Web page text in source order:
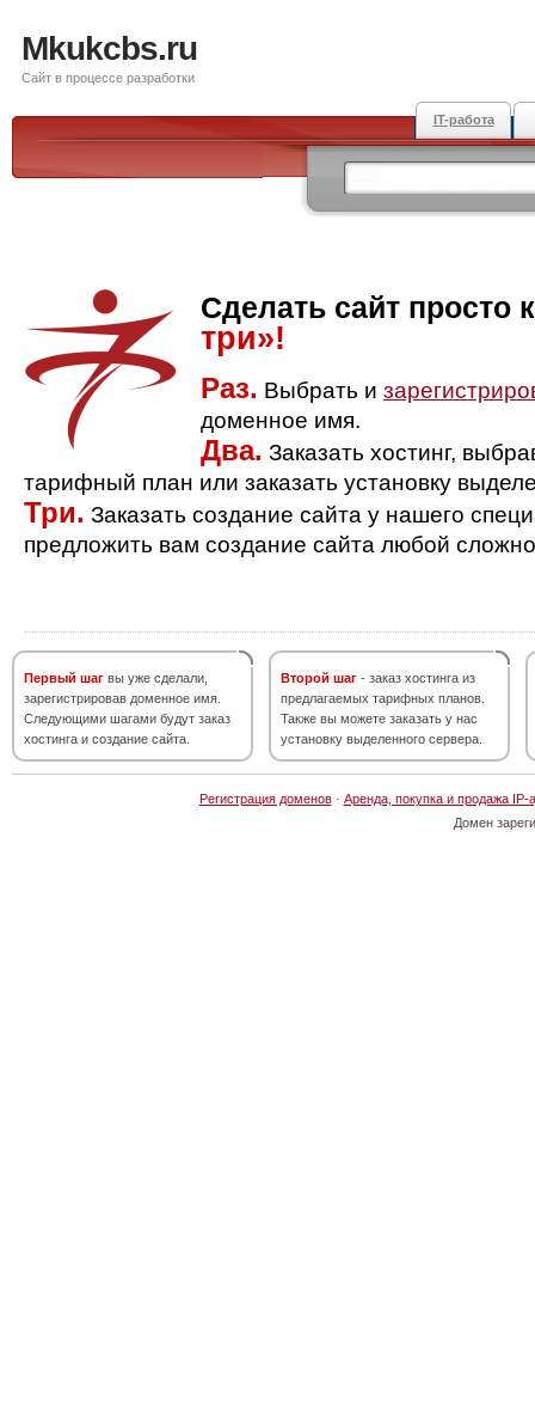
Mkukcbs.ru
Сайт в процессе разработки
IT-работа
Сделать сайт просто
три»!
Раз. Выбрать и
доменное имя.
Два. Заказать хостинг,
тарифный план или заказать установку
Три. Заказать создание сайта у нашего
предложить вам создание сайта любой
Первый шаг вы уже сделали,
зарегистрировав доменное имя.
Следующими шагами будут заказ
хостинга и создание сайта.
Второй шаг - заказ хостинга из
предлагаемых тарифных планов.
Также вы можете заказать у нас
установку выделенного сервера.
Регистрация доменов· Аренда, покупка и продажа IP-
Домен